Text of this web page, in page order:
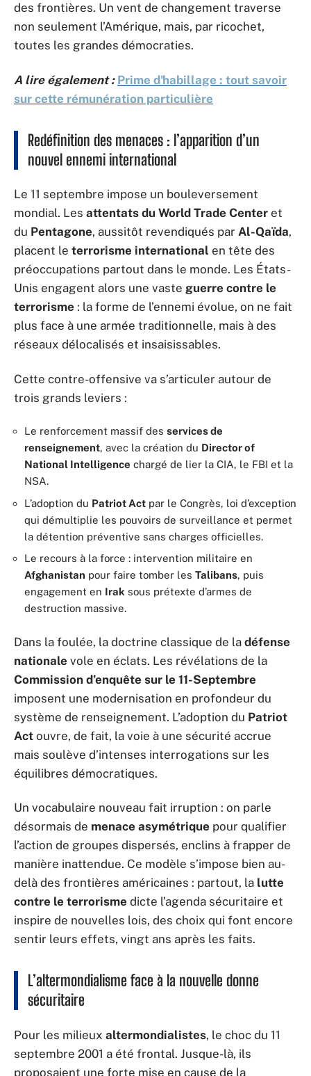
des frontières. Un vent de changement traverse
non seulement l’Amérique, mais, par ricochet,
toutes les grandes démocraties.
A lire également : Prime d'habillage : tout savoir
sur cette rémunération particulière
Redéfinition des menaces : l’apparition d’un
nouvel ennemi international
Le 11 septembre impose un bouleversement
mondial. Les attentats du World Trade Center et
du Pentagone, aussitôt revendiqués par Al-Qaïda,
placent le terrorisme international en tête des
préoccupations partout dans le monde. Les États-
Unis engagent alors une vaste guerre contre le
terrorisme : la forme de l’ennemi évolue, on ne fait
plus face à une armée traditionnelle, mais à des
réseaux délocalisés et insaisissables.
Cette contre-offensive va s’articuler autour de
trois grands leviers :
Le renforcement massif des services de
renseignement, avec la création du Director of
National Intelligence chargé de lier la CIA, le FBI et la
NSA.
L’adoption du Patriot Act par le Congrès, loi d’exception
qui démultiplie les pouvoirs de surveillance et permet
la détention préventive sans charges officielles.
Le recours à la force : intervention militaire en
Afghanistan pour faire tomber les Talibans, puis
engagement en Irak sous prétexte d’armes de
destruction massive.
Dans la foulée, la doctrine classique de la défense
nationale vole en éclats. Les révélations de la
Commission d’enquête sur le 11-Septembre
imposent une modernisation en profondeur du
système de renseignement. L’adoption du Patriot
Act ouvre, de fait, la voie à une sécurité accrue
mais soulève d’intenses interrogations sur les
équilibres démocratiques.
Un vocabulaire nouveau fait irruption : on parle
désormais de menace asymétrique pour qualifier
l’action de groupes dispersés, enclins à frapper de
manière inattendue. Ce modèle s’impose bien au-
delà des frontières américaines : partout, la lutte
contre le terrorisme dicte l’agenda sécuritaire et
inspire de nouvelles lois, des choix qui font encore
sentir leurs effets, vingt ans après les faits.
L’altermondialisme face à la nouvelle donne
sécuritaire
Pour les milieux altermondialistes, le choc du 11
septembre 2001 a été frontal. Jusque-là, ils
proposaient une forte mise en cause de la